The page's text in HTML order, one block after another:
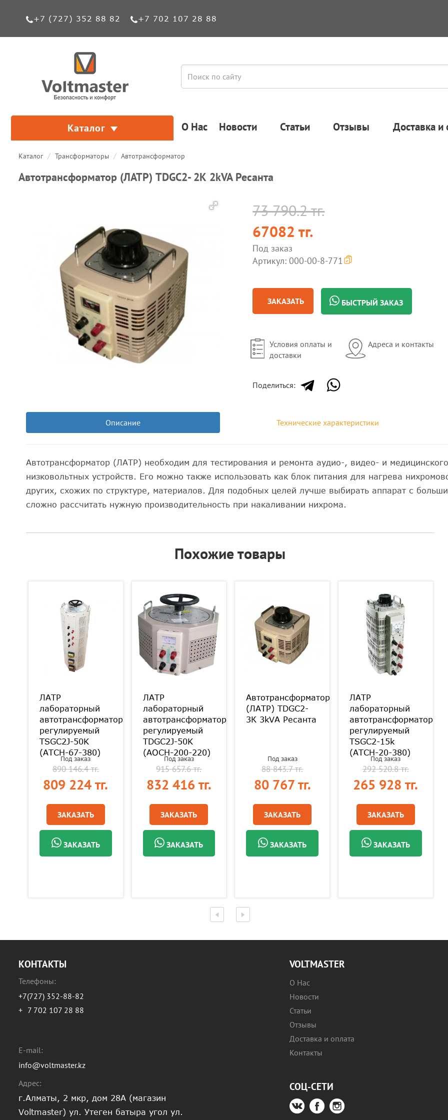
+7 (727) 352 88 82 +7 702 107 28 88
Каталог О Нас Новости Статьи Отзывы Доставка и
Каталог Трансформаторы Автотрансформатор
Автотрансформатор (ЛАТР) TDGC2- 2К 2kVA Ресанта
73 790.2 тг.
67082 тг.
Под заказ
Артикул: 000-00-8-771
ЗАКАЗАТЬ БЫСТРЫЙ ЗАКАЗ
Условия оплаты и
доставки
Адреса и контакты
Поделиться:
Описание Технические характеристики
Автотрансформатор (ЛАТР) необходим для тестирования и ремонта аудио-, видео- и
низковольтных устройств. Его можно также использовать как блок питания для нагрева
других, схожих по структуре, материалов. Для подобных целей лучше выбирать аппарат с
сложно рассчитать нужную производительность при накаливании нихрома.
Похожие товары
ЛАТР
лабораторный
автотрансформатор
регулируемый
TSGC2J-50K
(АТСН-67-380)
Под заказ
890 146.4 тг.
809 224 тг.
ЗАКАЗАТЬ
ЗАКАЗАТЬ
ЛАТР
лабораторный
автотрансформатор
регулируемый
TDGC2J-50K
(АОСН-200-220)
Под заказ
915 657.6 тг.
832 416 тг.
ЗАКАЗАТЬ
ЗАКАЗАТЬ
Автотрансформатор
(ЛАТР) TDGC2-
3К 3kVA Ресанта
Под заказ
88 843.7 тг.
80 767 тг.
ЗАКАЗАТЬ
ЗАКАЗАТЬ
ЛАТР
лабораторный
автотрансформатор
регулируемый
TSGC2-15k
(АТСН-20-380)
Под заказ
292 520.8 тг.
265 928 тг.
ЗАКАЗАТЬ
ЗАКАЗАТЬ
КОНТАКТЫ
Телефоны:
+7(727) 352-88-82
+ 7 702 107 28 88
E-mail:
info@voltmaster.kz
Адрес:
г.Алматы, 2 мкр, дом 28А (магазин
Voltmaster) ул. Утеген батыра угол ул.
VOLTMASTER
О Нас
Новости
Статьи
Отзывы
Доставка и оплата
Контакты
СОЦ-СЕТИ